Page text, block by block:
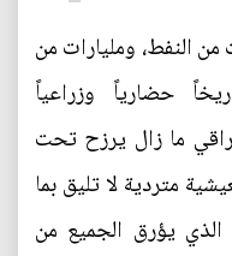
النفط، ومليارات من
حضارياً وزراعياً
ما زال يرزح تحت
متردية لا تليق بما
الذي يؤرق الجميع من